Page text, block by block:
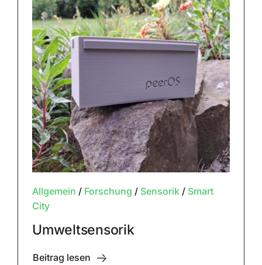
Allgemein / Forschung / Sensorik/ Smart
City
Umweltsensorik
Beitrag lesen